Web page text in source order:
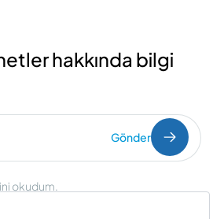
hakkında bilgi
Gönder
okudum.